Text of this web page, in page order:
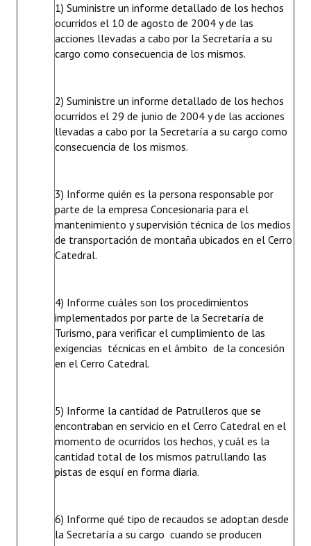
1) Suministre un informe detallado de los hechos
ocurridos el 10 de agosto de 2004 y de las
acciones llevadas a cabo por la Secretaría a su
cargo como consecuencia de los mismos.
2) Suministre un informe detallado de los hechos
ocurridos el 29 de junio de 2004 y de las acciones
llevadas a cabo por la Secretaría a su cargo como
consecuencia de los mismos.
3) Informe quién es la persona responsable por
parte de la empresa Concesionaria para el
mantenimiento y supervisión técnica de los medios
de transportación de montaña ubicados en el Cerro
Catedral.
4) Informe cuáles son los procedimientos
implementados por parte de la Secretaría de
Turismo, para verificar el cumplimiento de las
exigencias técnicas en el ámbito de la concesión
en el Cerro Catedral.
5) Informe la cantidad de Patrulleros que se
encontraban en servicio en el Cerro Catedral en el
momento de ocurridos los hechos, y cuál es la
cantidad total de los mismos patrullando las
pistas de esquí en forma diaria.
6) Informe qué tipo de recaudos se adoptan desde
la Secretaría a su cargo cuando se producen